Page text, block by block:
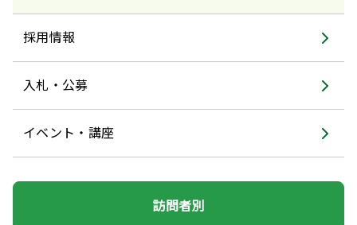
採用情報
入札・公募
イベント・講座
訪問者別